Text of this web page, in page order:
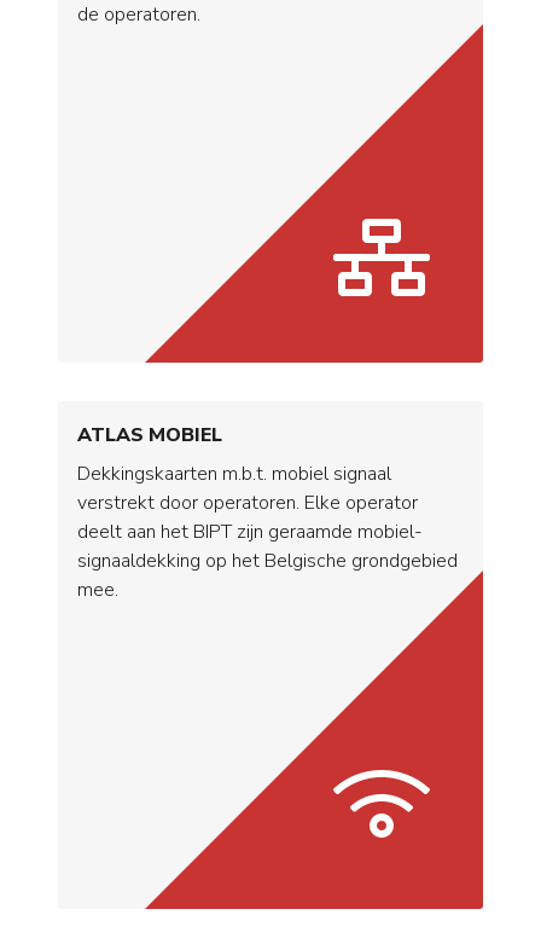
de operatoren.
ATLAS MOBIEL
Dekkingskaarten m.b.t. mobiel signaal
verstrekt door operatoren. Elke operator
deelt aan het BIPT zijn geraamde mobiel-
signaaldekking op het Belgische grondgebied
mee.